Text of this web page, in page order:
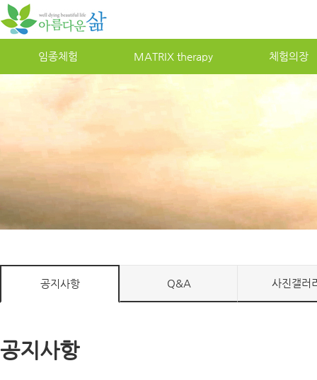
임종체험 MATRIXtherapy 체험의장
공지사항 Q&A 사진갤러
공지사항